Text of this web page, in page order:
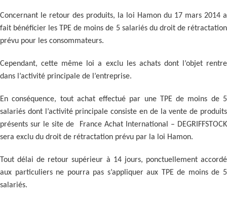
Concernant le retour des produits, la loi Hamon du 17 mars 2014 a
fait bénéficier les TPE de moins de 5 salariés du droit de rétractation
prévu pour les consommateurs.
Cependant, cette même loi a exclu les achats dont l’objet rentre
dans l’activité principale de l’entreprise.
En conséquence, tout achat effectué par une TPE de moins de 5
salariés dont l’activité principale consiste en de la vente de produits
présents sur le site de France Achat International – DEGRIFFSTOCK
sera exclu du droit de rétractation prévu par la loi Hamon.
Tout délai de retour supérieur à 14 jours, ponctuellement accordé
aux particuliers ne pourra pas s’appliquer aux TPE de moins de 5
salariés.